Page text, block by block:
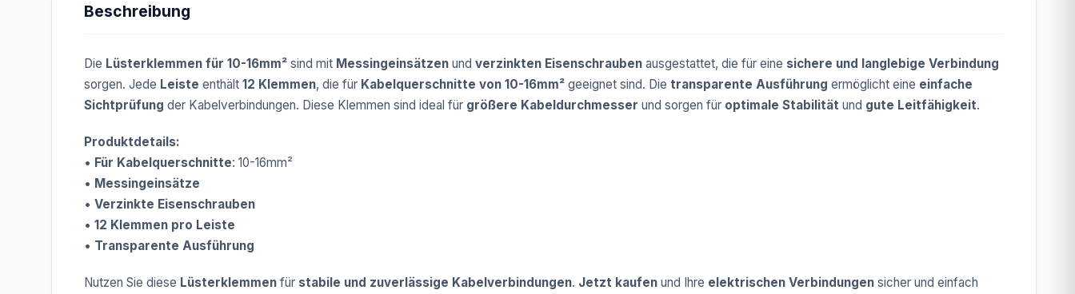
Beschreibung
Die Lüsterklemmen für 10-16mm² sind mit Messingeinsätzen und verzinkten Eisenschrauben ausgestattet, die für eine sichere und langlebige Verbindung
sorgen. Jede Leiste enthält 12 Klemmen, die für Kabelquerschnitte von 10-16mm² geeignet sind. Die transparente Ausführung ermöglicht eine einfache
Sichtprüfung der Kabelverbindungen. Diese Klemmen sind ideal für größere Kabeldurchmesser und sorgen für optimale Stabilität und gute Leitfähigkeit.
Produktdetails:
• Für Kabelquerschnitte: 10-16mm²
• Messingeinsätze
• Verzinkte Eisenschrauben
• 12 Klemmen pro Leiste
• Transparente Ausführung
Nutzen Sie diese Lüsterklemmen für stabile und zuverlässige Kabelverbindungen. Jetzt kaufen und Ihre elektrischen Verbindungen sicher und einfach